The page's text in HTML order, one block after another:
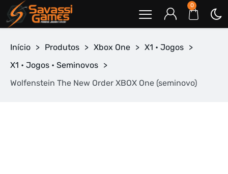
0
Início > Produtos > Xbox One > X1 • Jogos >
X1 • Jogos • Seminovos >
Wolfenstein The New Order XBOX One (seminovo)